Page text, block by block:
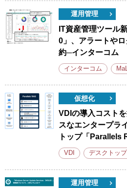
運用管理
IT資産管理ツール
0」、アラートや
約─インターコム
インターコム
仮想化
VDIの導入コスト
スなエンタープラ
トップ「Parallels
VDI デスクトッ
運用管理